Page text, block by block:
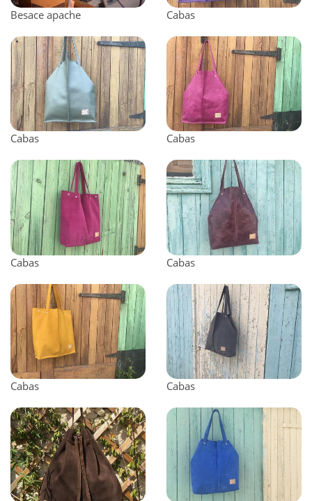
Besace apache Cabas
Cabas Cabas
Cabas Cabas
Cabas Cabas